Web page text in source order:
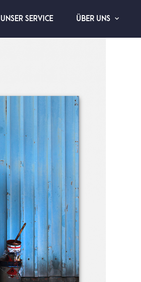
UNSER SERVICE ÜBER UNS